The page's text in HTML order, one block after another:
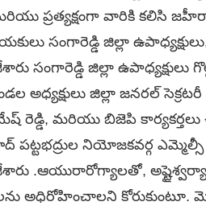
ప్రత్యక్షంగా వారికి కలిసి
సంగారెడ్డి జిల్లా
సంగారెడ్డి జిల్లా
అధ్యక్షులు జిల్లా జనరల్
రెడ్డి, మరియు బిజెపి
నియోజకవర్గ ఎమ్మెల్సీ
.ఆయురారోగ్యాలతో,
అధిరోహించాలని కోరుకుంటూ.